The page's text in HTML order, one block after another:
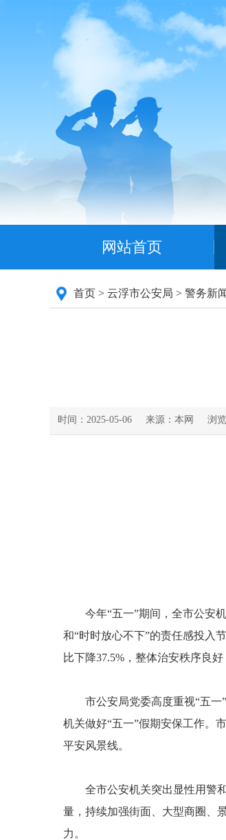
网站首页
首页 > 云浮市公安局 > 警务新
时间：2025-05-06 来源：本网 浏览
今年“五一”期间，全市公安机
和“时时放心不下”的责任感投入
比下降37.5%，整体治安秩序良
市公安局党委高度重视“五一”
机关做好“五一”假期安保工作。
平安风景线。
全市公安机关突出显性用警和
量，持续加强街面、大型商圈、
力。